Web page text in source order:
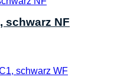
schwarz NF